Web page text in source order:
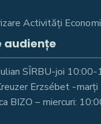
Activități
audiențe
SÎRBU-joi
Erzsébet -
BIZO – miercuri: